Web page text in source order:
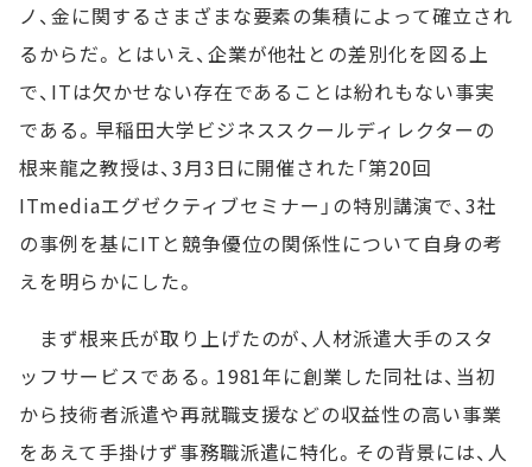
ノ、金に関するさまざまな要素の集積によって確立され
るからだ。とはいえ、企業が他社との差別化を図る上
で、ITは欠かせない存在であることは紛れもない事実
である。早稲田大学ビジネススクールディレクターの
根来龍之教授は、3月3日に開催された「第20回
ITmediaエグゼクティブセミナー」の特別講演で、3社
の事例を基にITと競争優位の関係性について自身の考
えを明らかにした。
まず根来氏が取り上げたのが、人材派遣大手のスタ
ッフサービスである。1981年に創業した同社は、当初
から技術者派遣や再就職支援などの収益性の高い事業
をあえて手掛けず事務職派遣に特化。その背景には、人